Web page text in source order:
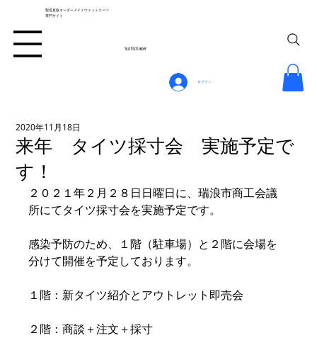
Suitsmaker
製造直販オーダーメイドウェットスーツ
専門サイト
ログイン
来年 タイツ採寸会 実施予定で
す！
2020年11月18日
２０２１年２月２８日日曜日に、瑞浪市商工会議
所にてタイツ採寸会を実施予定です。
感染予防のため、１階（駐車場）と２階に会場を
分けて開催を予定しております。
１階：新タイツ紹介とアウトレット即売会
２階：商談＋注文＋採寸